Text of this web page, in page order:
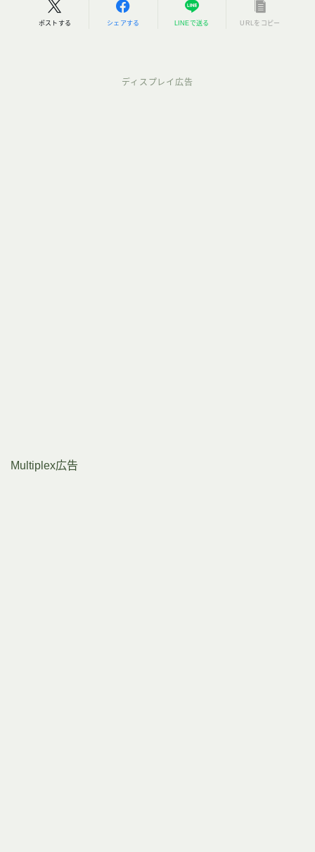
ポストする シェアする LINEで送る URLをコピー
ディスプレイ広告
Multiplex広告